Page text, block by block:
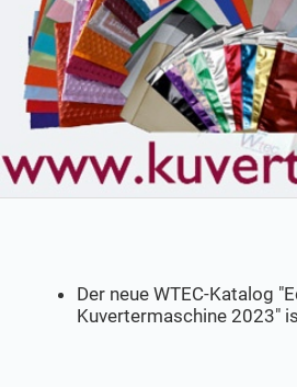
Der neue WTEC-Katalog
Kuvertermaschine 2023"